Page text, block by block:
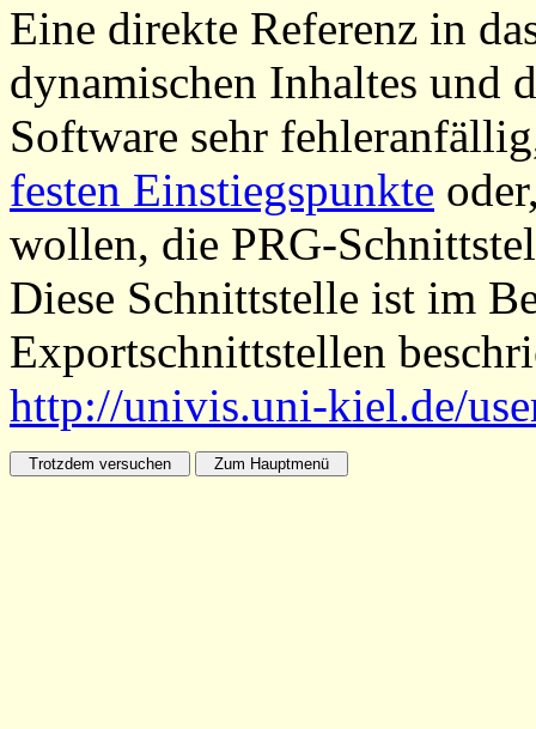
Eine direkte Referenz in
dynamischen Inhaltes und
Software sehr
festen Einstiegspunkte
wollen, die PRG-
Diese Schnittstelle ist im
Exportschnittstellen
http://univis.uni-kiel.de/